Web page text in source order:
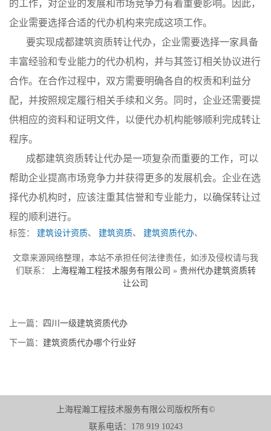
的工作，对企业的发展和市场竞争力有着重要影响。因此，
企业需要选择合适的代办机构来完成这项工作。
要实现成都建筑资质转让代办，企业需要选择一家具备
丰富经验和专业能力的代办机构，并与其签订相关协议进行
合作。在合作过程中，双方需要明确各自的权责和利益分
配，并按照规定履行相关手续和义务。同时，企业还需要提
供相应的资料和证明文件，以便代办机构能够顺利完成转让
程序。
成都建筑资质转让代办是一项复杂而重要的工作，可以
帮助企业提高市场竞争力并获得更多的发展机会。企业在选
择代办机构时，应该注重其信誉和专业能力，以确保转让过
程的顺利进行。
标签： 建筑设计资质、 建筑资质、 建筑资质代办、
文章来源网络整理，本站不承担任何法律责任，如涉及侵权请与我
们联系：
上海程瀚工程技术服务有限公司 » 贵州代办建筑资质转
让公司
上一篇： 四川一级建筑资质代办
下一篇： 建筑资质代办哪个行业好
上海程瀚工程技术服务有限公司版权所有©
联系电话：178 919 10243